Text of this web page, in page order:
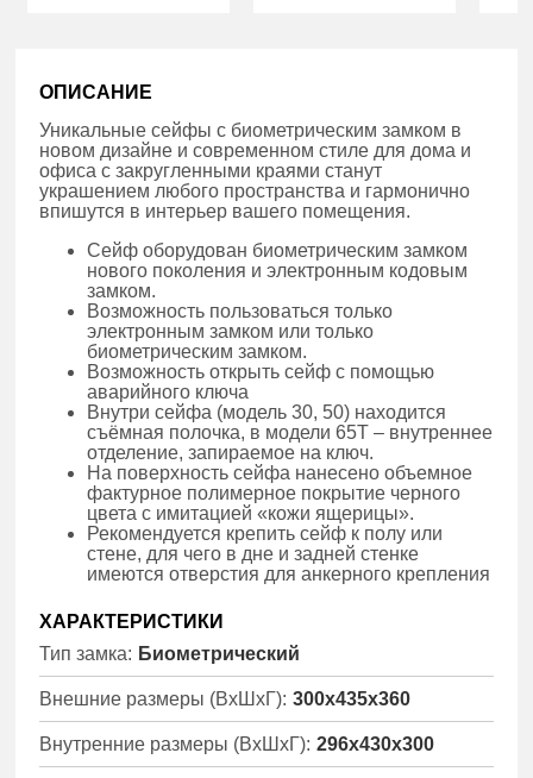
ОПИСАНИЕ
Уникальные сейфы с биометрическим замком в
новом дизайне и современном стиле для дома и
офиса с закругленными краями станут
украшением любого пространства и гармонично
впишутся в интерьер вашего помещения.
Сейф оборудован биометрическим замком
нового поколения и электронным кодовым
замком.
Возможность пользоваться только
электронным замком или только
биометрическим замком.
Возможность открыть сейф с помощью
аварийного ключа
Внутри сейфа (модель 30, 50) находится
съёмная полочка, в модели 65Т – внутреннее
отделение, запираемое на ключ.
На поверхность сейфа нанесено объемное
фактурное полимерное покрытие черного
цвета с имитацией «кожи ящерицы».
Рекомендуется крепить сейф к полу или
стене, для чего в дне и задней стенке
имеются отверстия для анкерного крепления
ХАРАКТЕРИСТИКИ
Тип замка: Биометрический
Внешние размеры (ВхШхГ): 300x435x360
Внутренние размеры (ВхШхГ): 296x430x300